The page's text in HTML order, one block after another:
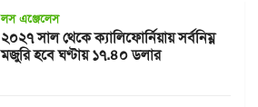
লস এঞ্জেলেস
২০২৭ সাল থেকে ক্যালিফোর্নিয়ায় সর্বনিম্ন
মজুরি হবে ঘণ্টায় ১৭.৪০ ডলার